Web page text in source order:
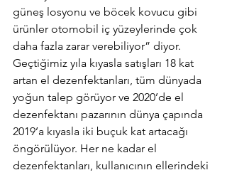
güneş losyonu ve böcek kovucu gibi
ürünler otomobil iç yüzeylerinde çok
daha fazla zarar verebiliyor” diyor.
Geçtiğimiz yıla kıyasla satışları 18 kat
artan el dezenfektanları, tüm dünyada
yoğun talep görüyor ve 2020’de el
dezenfektanı pazarının dünya çapında
2019’a kıyasla iki buçuk kat artacağı
öngörülüyor. Her ne kadar el
dezenfektanları, kullanıcının ellerindeki